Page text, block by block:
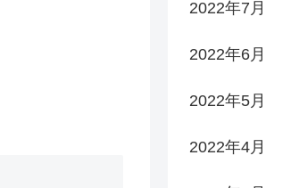
2022年7月
2022年6月
2022年5月
2022年4月